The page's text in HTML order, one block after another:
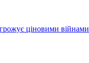
ціновими війнами